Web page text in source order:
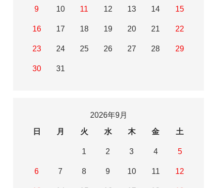
9 10 11 12 13 14 15
16 17 18 19 20 21 22
23 24 25 26 27 28 29
30 31
2026年9月
日
月 火 水 木 金 土
1 2 3 4 5
6 7 8 9 10 11 12